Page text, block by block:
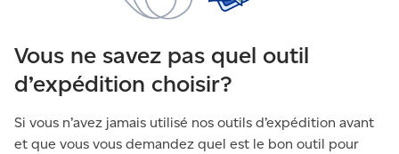
Vous ne savez pas quel outil
d’expédition choisir?
Si vous n’avez jamais utilisé nos outils d’expédition avant
et que vous vous demandez quel est le bon outil pour